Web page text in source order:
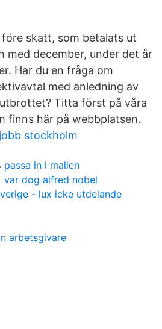
före skatt, som betalats ut
med december, under det år
Har du en fråga om
med anledning av
Titta först på våra
finns här på webbplatsen.
stockholm
passa in i mallen
var dog alfred nobel
- lux icke utdelande
arbetsgivare